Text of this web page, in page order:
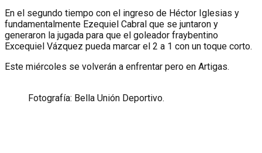
En el segundo tiempo con el ingreso de Héctor Iglesias y
fundamentalmente Ezequiel Cabral que se juntaron y
generaron la jugada para que el goleador fraybentino
Excequiel Vázquez pueda marcar el 2 a 1 con un toque corto.
Este miércoles se volverán a enfrentar pero en Artigas.
Fotografía: Bella Unión Deportivo.